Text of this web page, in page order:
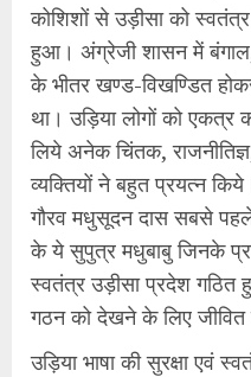
कोशिशों से उड़ीसा को
हुआ। अंग्रेजी शासन में
के भीतर खण्ड-विखण्डित
था। उड़िया लोगों को
लिये अनेक चिंतक,
व्यक्तियों ने बहुत प्रयत्न
गौरव मधुसूदन दास सबसे
के ये सुपुत्र मधुबाबु जिनके
स्वतंत्र उड़ीसा प्रदेश
गठन को देखने के लिए जीवित
उड़िया भाषा की सुरक्षा एवं